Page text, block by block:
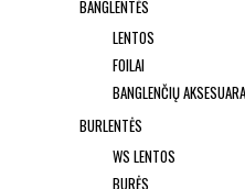
BANGLENTĖS
LENTOS
FOILAI
BANGLENČIŲ
BURLENTĖS
WS LENTOS
BURĖS